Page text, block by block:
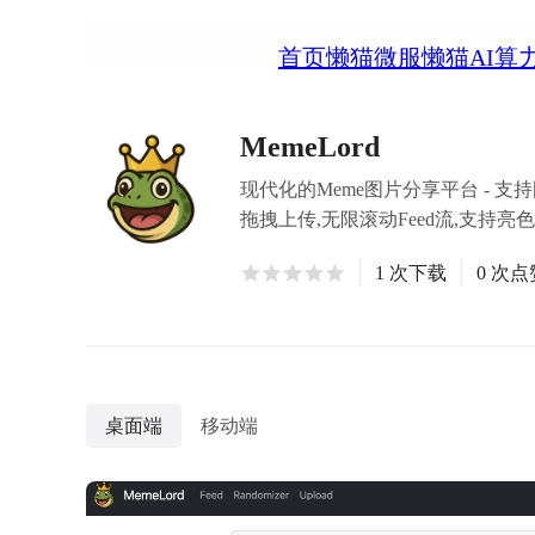
首页懒猫微服懒猫AI算
MemeLord
现代化的Meme图片分享平台 - 支
拖拽上传,无限滚动Feed流,支持亮
1 次下载 0 次点
桌面端 移动端